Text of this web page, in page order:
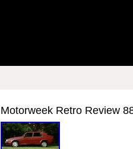
Motorweek Retro Review